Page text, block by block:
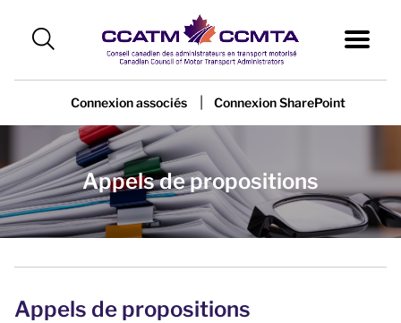
Connexion associés Connexion SharePoint
Appels de propositions
Appels de propositions